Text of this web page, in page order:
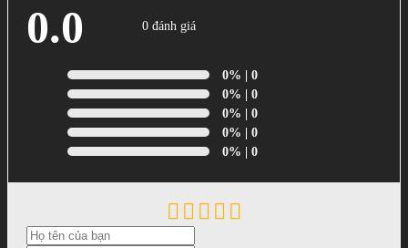
0.0 0 đánh giá
0% | 0
0% | 0
0% | 0
0% | 0
0% | 0